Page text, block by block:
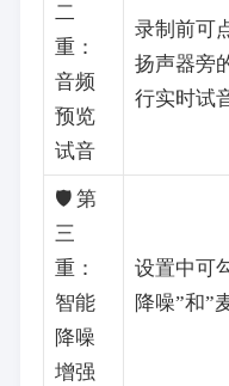
二
重：
音频
预览
试音
录制前可
扬声器旁
行实时试
🛡️ 第
三
重：
智能
降噪
增强
设置中可
降噪”和”